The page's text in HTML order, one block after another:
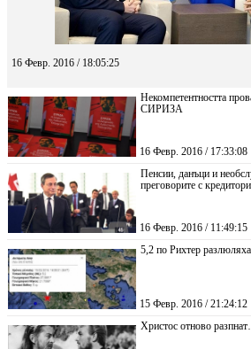
16 Февр. 2016 / 18:05:25
Некомпетентността
СИРИЗА
16 Февр. 2016 / 17:33:08
Пенсии, данъци и
преговорите с
16 Февр. 2016 / 11:49:15
5,2 по Рихтер
15 Февр. 2016 / 21:24:12
Христос отново